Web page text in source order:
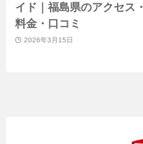
イド｜福島県のアクセス・
料金・口コミ
2026年3月15日